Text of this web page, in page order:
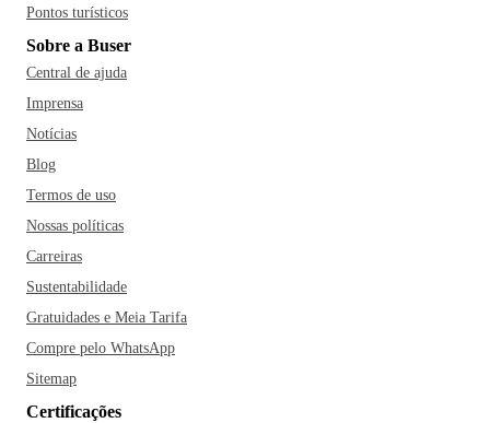
Pontos turísticos
Sobre a Buser
Central de ajuda
Imprensa
Notícias
Blog
Termos de uso
Nossas políticas
Carreiras
Sustentabilidade
Gratuidades e Meia Tarifa
Compre pelo WhatsApp
Sitemap
Certificações